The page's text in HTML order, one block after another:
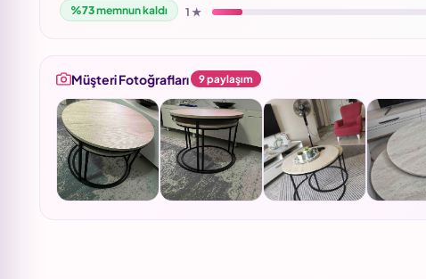
%73memnun kaldı
1 ★
Müşteri Fotoğrafları 9 paylaşım